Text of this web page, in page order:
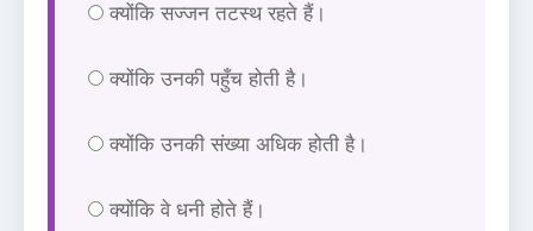
क्योंकि सज्जन तटस्थ रहते हैं।
क्योंकि उनकी पहुँच होती है।
क्योंकि उनकी संख्या अधिक होती है।
क्योंकि वे धनी होते हैं।